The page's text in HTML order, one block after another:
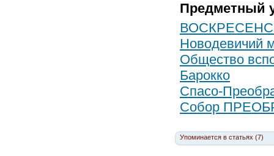
Предметный
Новодевичий
Общество
Барокко
Спасо-
Собор
Упоминается в статьях (7)